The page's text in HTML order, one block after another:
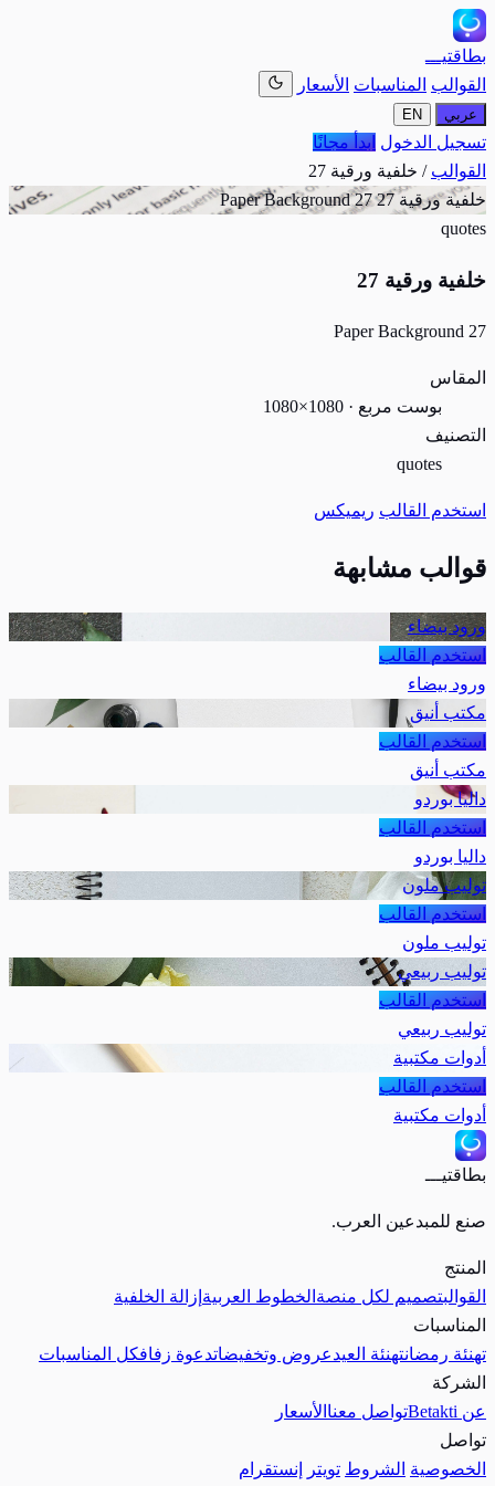
بطاقتيـــ
القوالب المناسبات الأسعار
عربي EN
تسجيل الدخول ابدأ مجانًا
القوالب / خلفية ورقية 27
خلفية ورقية 27
Paper Background 27
quotes
خلفية ورقية 27
Paper Background 27
المقاس
بوست مربع · 1080×1080
التصنيف
quotes
استخدم القالب ريميكس
قوالب مشابهة
ورود بيضاء
استخدم القالب
ورود بيضاء
مكتب أنيق
استخدم القالب
مكتب أنيق
داليا بوردو
استخدم القالب
داليا بوردو
توليب ملون
استخدم القالب
توليب ملون
توليب ربيعي
استخدم القالب
توليب ربيعي
أدوات مكتبية
استخدم القالب
أدوات مكتبية
بطاقتيـــ
صنع للمبدعين العرب.
المنتج
القوالبتصميم لكل منصة الخطوط العربية إزالة الخلفية
المناسبات
تهنئة رمضانتهنئة العيدعروض وتخفيضاتدعوة زفافكل المناسبات
الشركة
عن Betakti
تواصل معنا الأسعار
تواصل
الخصوصية الشروط تويتر إنستقرام